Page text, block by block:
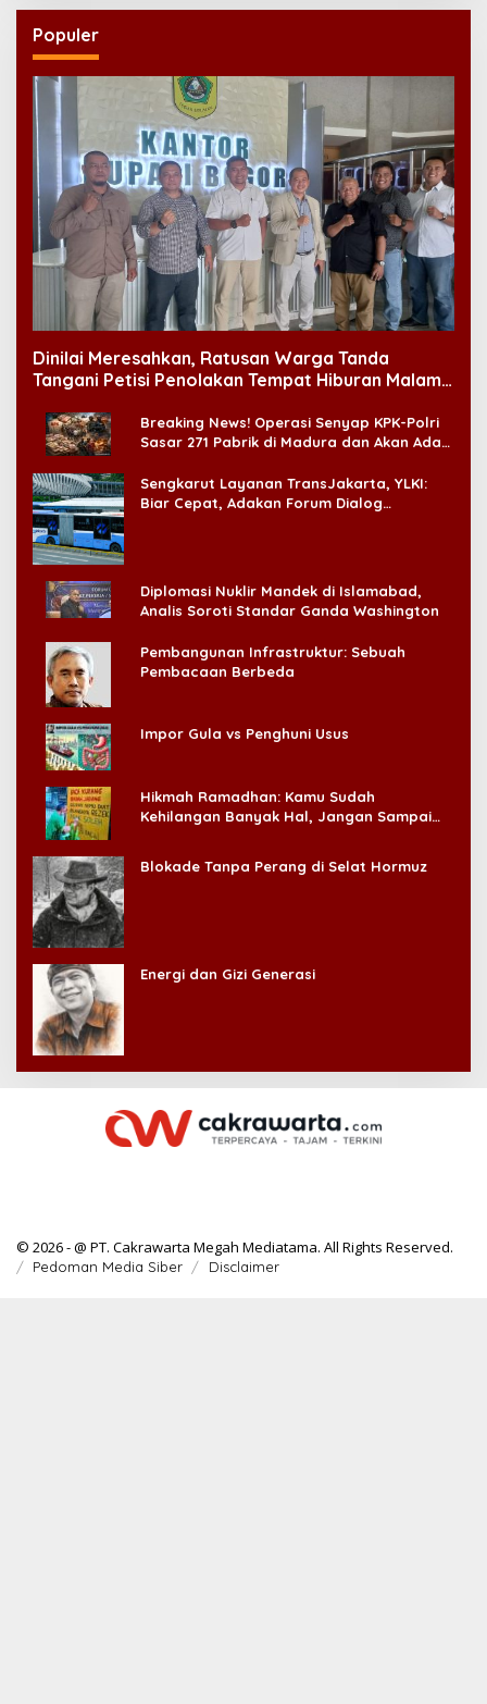
Populer
Dinilai Meresahkan, Ratusan Warga Tanda
Tangani Petisi Penolakan Tempat Hiburan Malam
Breaking News! Operasi Senyap KPK-Polri
Sasar 271 Pabrik di Madura dan Akan Ada
Sengkarut Layanan TransJakarta, YLKI:
Biar Cepat, Adakan Forum Dialog
Diplomasi Nuklir Mandek di Islamabad,
Analis Soroti Standar Ganda Washington
Pembangunan Infrastruktur: Sebuah
Pembacaan Berbeda
Impor Gula vs Penghuni Usus
Hikmah Ramadhan: Kamu Sudah
Kehilangan Banyak Hal, Jangan Sampai
Blokade Tanpa Perang di Selat Hormuz
Energi dan Gizi Generasi
© 2026 - @ PT. Cakrawarta Megah Mediatama. All Rights Reserved.
Pedoman Media Siber Disclaimer